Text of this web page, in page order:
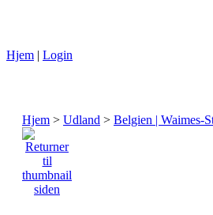
Hjem | Login
Hjem > Udland > Belgien | Waimes-